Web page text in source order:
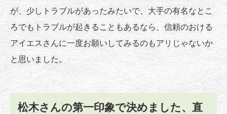
が、少しトラブルがあったみたいで、大手の有名なとこ
ろでもトラブルが起きることもあるなら、信頼のおける
アイエスさんに一度お願いしてみるのもアリじゃないか
と思いました。
松木さんの第一印象で決めました、直